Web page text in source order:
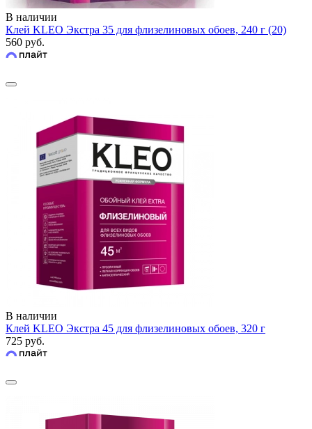
В наличии
Клей KLEO Экстра 35 для флизелиновых обоев, 240 г (20)
560 руб.
В наличии
Клей KLEO Экстра 45 для флизелиновых обоев, 320 г
725 руб.